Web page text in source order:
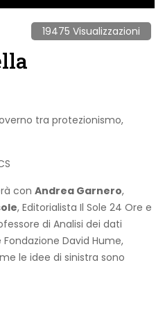
19475 Visualizzazioni
tra protezionismo,
con Andrea Garnero,
, Editorialista Il Sole 24 Ore e
di Analisi dei dati
David Hume,
le idee di sinistra sono